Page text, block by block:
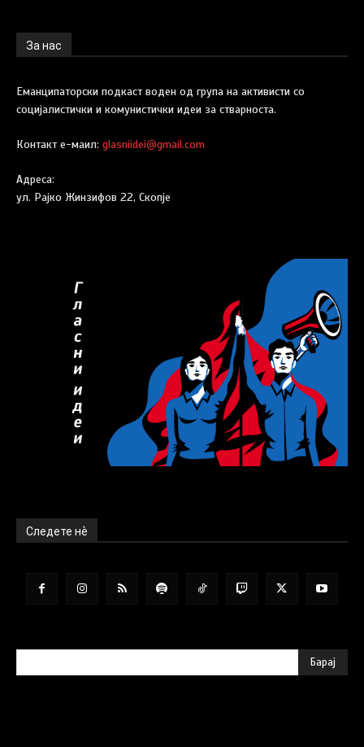
За нас
Еманципаторски подкаст воден од група на активисти со
социјалистички и комунистички идеи за стварноста.
Контакт е-маил: glasniidei@gmail.com
Адреса:
ул. Рајко Жинзифов 22, Скопје
Следете нѐ
Барај